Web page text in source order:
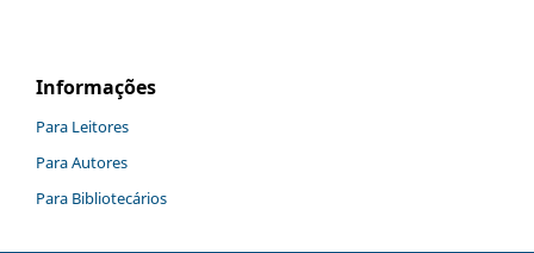
Informações
Para Leitores
Para Autores
Para Bibliotecários